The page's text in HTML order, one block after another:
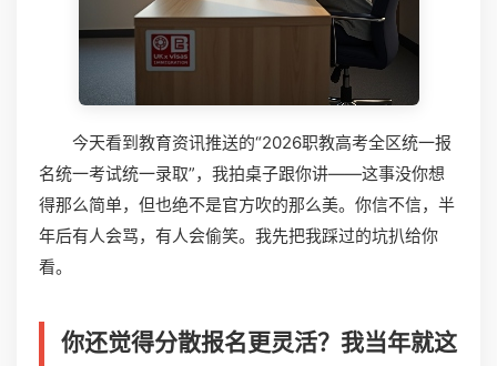
今天看到教育资讯推送的“2026职教高考全区统一报
名统一考试统一录取”，我拍桌子跟你讲——这事没你想
得那么简单，但也绝不是官方吹的那么美。你信不信，半
年后有人会骂，有人会偷笑。我先把我踩过的坑扒给你
看。
你还觉得分散报名更灵活？我当年就这